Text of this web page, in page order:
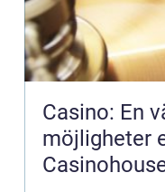
Casino: En
möjligheter